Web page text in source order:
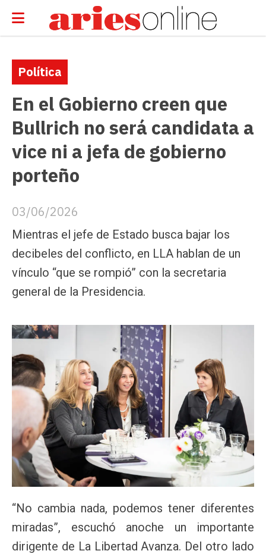
En el Gobierno creen que
Bullrich no será candidata a
vice ni a jefa de gobierno
porteño
Mientras el jefe de Estado busca bajar los
decibeles del conflicto, en LLA hablan de un
vínculo “que se rompió” con la secretaria
general de la Presidencia.
Política
03/06/2026
“No cambia nada, podemos tener diferentes
miradas”, escuchó anoche un importante
dirigente de La Libertad Avanza. Del otro lado